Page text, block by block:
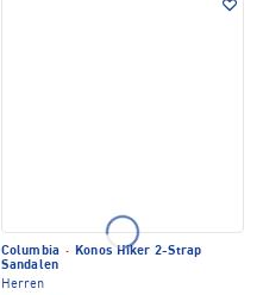
Columbia · Konos Hiker 2-Strap
Sandalen
Herren